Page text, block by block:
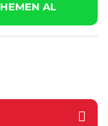
HEMEN AL